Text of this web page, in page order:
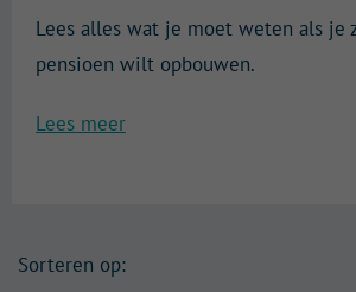
Lees alles wat je moet weten als je
pensioen wilt opbouwen.
Lees meer
Sorteren op: